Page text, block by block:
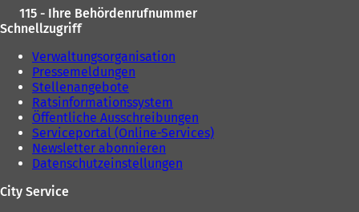
115 - Ihre Behördenrufnummer
Schnellzugriff
Verwaltungsorganisation
Pressemeldungen
Stellenangebote
Ratsinformationssystem
Öffentliche Ausschreibungen
Serviceportal (Online-Services)
Newsletter abonnieren
Datenschutzeinstellungen
City Service